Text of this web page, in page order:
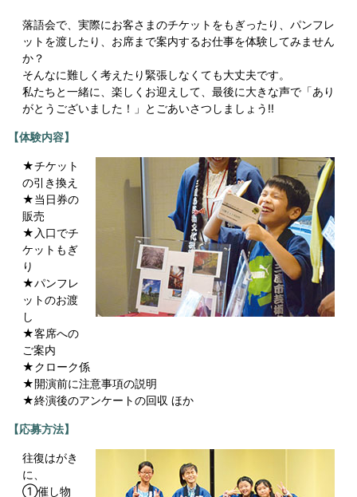
落語会で、実際にお客さまのチケットをもぎったり、パンフレ
ットを渡したり、お席まで案内するお仕事を体験してみません
か？
そんなに難しく考えたり緊張しなくても大丈夫です。
私たちと一緒に、楽しくお迎えして、最後に大きな声で「あり
がとうございました！」とごあいさつしましょう!!
【体験内容】
★チケット
の引き換え
★当日券の
販売
★入口でチ
ケットもぎ
り
★パンフレ
ットのお渡
し
★客席への
ご案内
★クローク係
★開演前に注意事項の説明
★終演後のアンケートの回収 ほか
【応募方法】
往復はがき
に、
①催し物